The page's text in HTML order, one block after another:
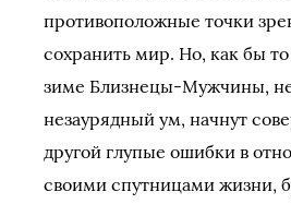
противоположные точки
сохранить мир. Но, как бы
зиме Близнецы-Мужчины,
незаурядный ум, начнут
другой глупые ошибки в
своими спутницами жизни,